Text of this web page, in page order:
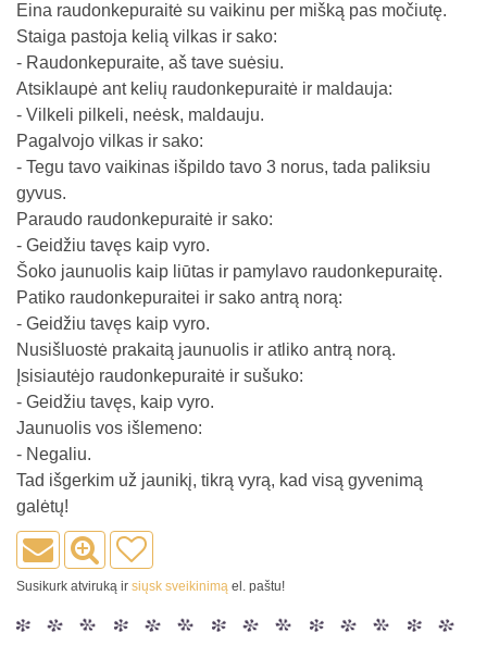
Eina raudonkepuraitė su vaikinu per mišką pas močiutę.
Staiga pastoja kelią vilkas ir sako:
- Raudonkepuraite, aš tave suėsiu.
Atsiklaupė ant kelių raudonkepuraitė ir maldauja:
- Vilkeli pilkeli, neėsk, maldauju.
Pagalvojo vilkas ir sako:
- Tegu tavo vaikinas išpildo tavo 3 norus, tada paliksiu
gyvus.
Paraudo raudonkepuraitė ir sako:
- Geidžiu tavęs kaip vyro.
Šoko jaunuolis kaip liūtas ir pamylavo raudonkepuraitę.
Patiko raudonkepuraitei ir sako antrą norą:
- Geidžiu tavęs kaip vyro.
Nusišluostė prakaitą jaunuolis ir atliko antrą norą.
Įsisiautėjo raudonkepuraitė ir sušuko:
- Geidžiu tavęs, kaip vyro.
Jaunuolis vos išlemeno:
- Negaliu.
Tad išgerkim už jaunikį, tikrą vyrą, kad visą gyvenimą
galėtų!
Susikurk atviruką ir siųsk sveikinimą el. paštu!